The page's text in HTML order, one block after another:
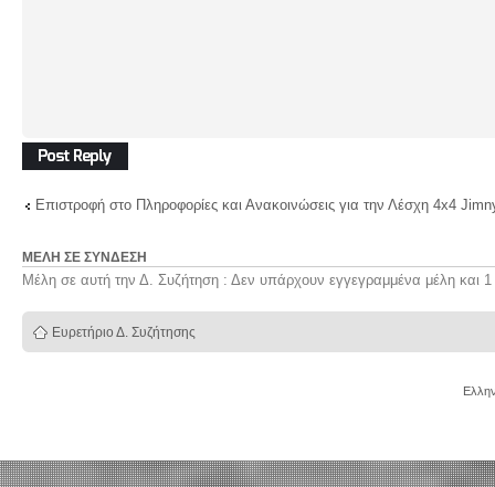
Δημιουργία
απάντησης
Επιστροφή στο Πληροφορίες και Ανακοινώσεις για την Λέσχη 4x4
ΜΈΛΗ ΣΕ ΣΎΝΔΕΣΗ
Μέλη σε αυτή την Δ. Συζήτηση : Δεν υπάρχουν εγγεγραμμένα μέλη και 1
Ευρετήριο Δ. Συζήτησης